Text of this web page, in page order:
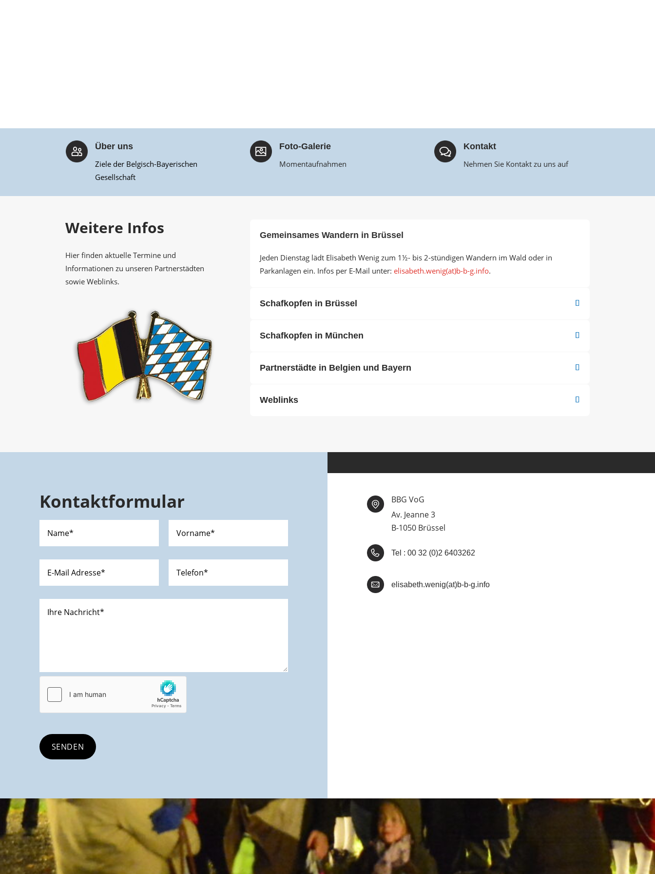
Über uns
Ziele der Belgisch-Bayerischen
Gesellschaft
Foto-Galerie
Momentaufnahmen
Kontakt
Nehmen Sie Kontakt zu uns auf
Weitere Infos
Hier finden aktuelle Termine und
Informationen zu unseren Partnerstädten
sowie Weblinks.
Gemeinsames Wandern in Brüssel
Jeden Dienstag lädt Elisabeth Wenig zum 1½- bis 2-stündigen Wandern im Wald oder in
Parkanlagen ein. Infos per E-Mail unter: elisabeth.wenig(at)b-b-g.info.
Schafkopfen in Brüssel
Schafkopfen in München
Partnerstädte in Belgien und Bayern
Weblinks
Kontaktformular
BBG VoG
Av. Jeanne 3
B-1050 Brüssel
Tel : 00 32 (0)2 6403262
elisabeth.wenig(at)b-b-g.info